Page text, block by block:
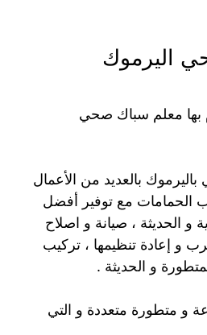
اليرموك
بها معلم سباك صحي
بالعديد من الأعمال
الحمامات مع توفير أفضل
و الحديثة ، صيانة و اصلاح
و إعادة تنظيمها ، تركيب
و الحديثة .
و متطورة متعددة و التي